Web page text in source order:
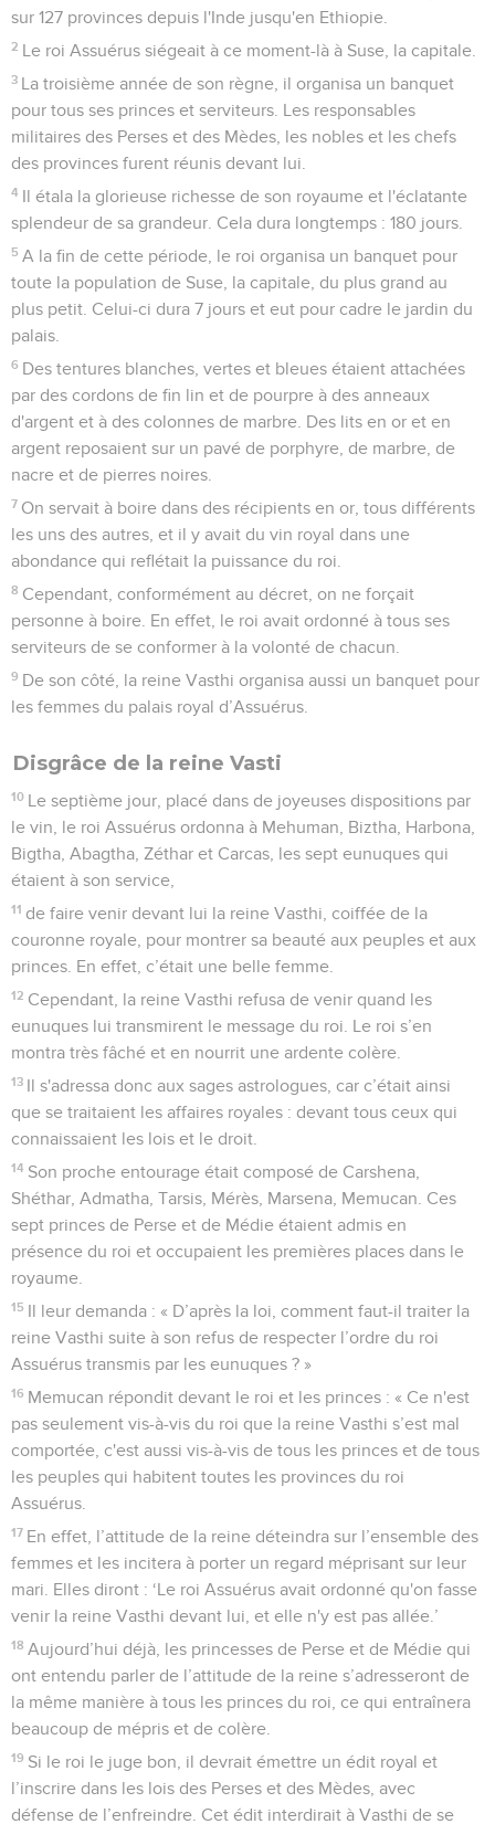
sur 127 provinces depuis l'Inde jusqu'en Ethiopie.
2 Le roi Assuérus siégeait à ce moment-là à Suse, la capitale.
3 La troisième année de son règne, il organisa un banquet
pour tous ses princes et serviteurs. Les responsables
militaires des Perses et des Mèdes, les nobles et les chefs
des provinces furent réunis devant lui.
4 Il étala la glorieuse richesse de son royaume et l'éclatante
splendeur de sa grandeur. Cela dura longtemps : 180 jours.
5 A la fin de cette période, le roi organisa un banquet pour
toute la population de Suse, la capitale, du plus grand au
plus petit. Celui-ci dura 7 jours et eut pour cadre le jardin du
palais.
6 Des tentures blanches, vertes et bleues étaient attachées
par des cordons de fin lin et de pourpre à des anneaux
d'argent et à des colonnes de marbre. Des lits en or et en
argent reposaient sur un pavé de porphyre, de marbre, de
nacre et de pierres noires.
7 On servait à boire dans des récipients en or, tous différents
les uns des autres, et il y avait du vin royal dans une
abondance qui reflétait la puissance du roi.
8 Cependant, conformément au décret, on ne forçait
personne à boire. En effet, le roi avait ordonné à tous ses
serviteurs de se conformer à la volonté de chacun.
9 De son côté, la reine Vasthi organisa aussi un banquet pour
les femmes du palais royal d’Assuérus.
Disgrâce de la reine Vasti
10 Le septième jour, placé dans de joyeuses dispositions par
le vin, le roi Assuérus ordonna à Mehuman, Biztha, Harbona,
Bigtha, Abagtha, Zéthar et Carcas, les sept eunuques qui
étaient à son service,
11 de faire venir devant lui la reine Vasthi, coiffée de la
couronne royale, pour montrer sa beauté aux peuples et aux
princes. En effet, c’était une belle femme.
12 Cependant, la reine Vasthi refusa de venir quand les
eunuques lui transmirent le message du roi. Le roi s’en
montra très fâché et en nourrit une ardente colère.
13 Il s'adressa donc aux sages astrologues, car c’était ainsi
que se traitaient les affaires royales : devant tous ceux qui
connaissaient les lois et le droit.
14 Son proche entourage était composé de Carshena,
Shéthar, Admatha, Tarsis, Mérès, Marsena, Memucan. Ces
sept princes de Perse et de Médie étaient admis en
présence du roi et occupaient les premières places dans le
royaume.
15 Il leur demanda : « D’après la loi, comment faut-il traiter la
reine Vasthi suite à son refus de respecter l’ordre du roi
Assuérus transmis par les eunuques ? »
16 Memucan répondit devant le roi et les princes : « Ce n'est
pas seulement vis-à-vis du roi que la reine Vasthi s’est mal
comportée, c'est aussi vis-à-vis de tous les princes et de tous
les peuples qui habitent toutes les provinces du roi
Assuérus.
17 En effet, l’attitude de la reine déteindra sur l’ensemble des
femmes et les incitera à porter un regard méprisant sur leur
mari. Elles diront : ‘Le roi Assuérus avait ordonné qu'on fasse
venir la reine Vasthi devant lui, et elle n'y est pas allée.’
18 Aujourd’hui déjà, les princesses de Perse et de Médie qui
ont entendu parler de l’attitude de la reine s’adresseront de
la même manière à tous les princes du roi, ce qui entraînera
beaucoup de mépris et de colère.
19 Si le roi le juge bon, il devrait émettre un édit royal et
l’inscrire dans les lois des Perses et des Mèdes, avec
défense de l’enfreindre. Cet édit interdirait à Vasthi de se